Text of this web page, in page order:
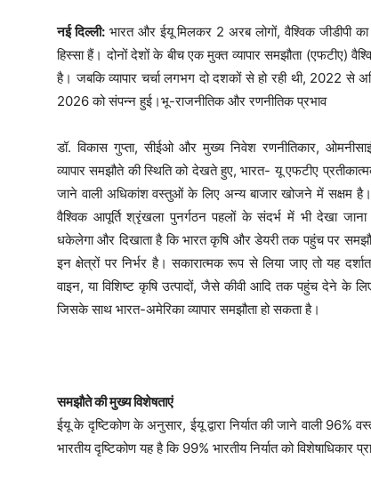
नई दिल्ली:भारत और ईयू मिलकर 2 अरब लोगों, वैश्विक जीडीपी का
हिस्सा हैं। दोनों देशों के बीच एक मुक्त व्यापार समझौता (एफटीए)
है। जबकि व्यापार चर्चा लगभग दो दशकों से हो रही थी, 2022
2026 को संपन्न हुई।भू-राजनीतिक और रणनीतिक प्रभाव
डॉ. विकास गुप्ता, सीईओ और मुख्य निवेश रणनीतिकार,
व्यापार समझौते की स्थिति को देखते हुए, भारत- यू एफटीए
जाने वाली अधिकांश वस्तुओं के लिए अन्य बाजार खोजने में सक्षम
वैश्विक आपूर्ति श्रृंखला पुनर्गठन पहलों के संदर्भ में भी देखा
धकेलेगा और दिखाता है कि भारत कृषि और डेयरी तक पहुंच पर
इन क्षेत्रों पर निर्भर है। सकारात्मक रूप से लिया जाए तो यह
वाइन, या विशिष्ट कृषि उत्पादों, जैसे कीवी आदि तक पहुंच देने के
जिसके साथ भारत-अमेरिका व्यापार समझौता हो सकता है।
समझौते की मुख्य विशेषताएं
ईयू के दृष्टिकोण के अनुसार, ईयू द्वारा निर्यात की जाने वाली 96%
भारतीय दृष्टिकोण यह है कि 99% भारतीय निर्यात को विशेषाधिकार